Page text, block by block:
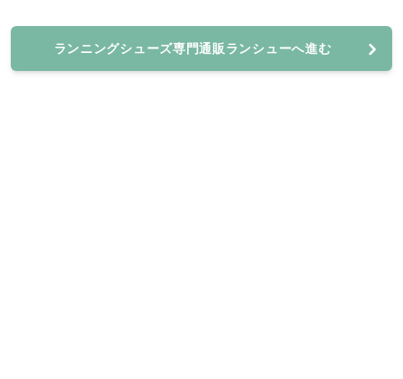
ランニングシューズ専門通販ランシューへ進む